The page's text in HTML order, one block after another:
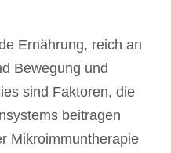
Ernährung, reich an
Bewegung und
sind Faktoren, die
beitragen
Mikroimmuntherapie